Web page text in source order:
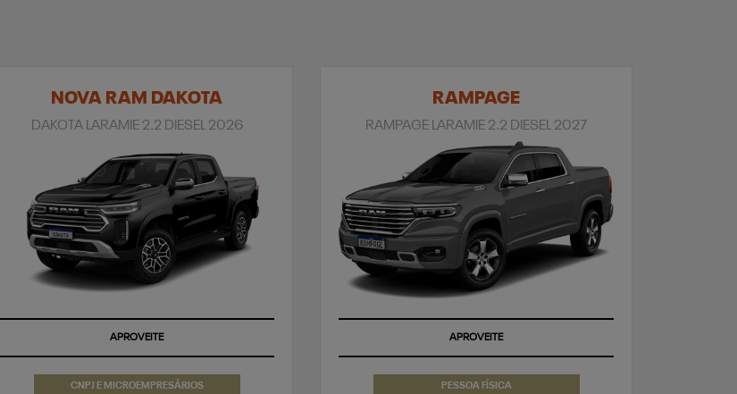
NOVA RAM DAKOTA
DAKOTA LARAMIE 2.2 DIESEL 2026
APROVEITE
CNPJ E MICROEMPRESÁRIOS
RAMPAGE
RAMPAGE LARAMIE 2.2 DIESEL 2027
APROVEITE
PESSOA FÍSICA